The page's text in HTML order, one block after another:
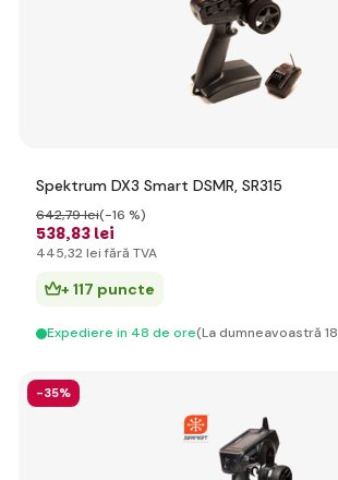
Spektrum DX3 Smart DSMR, SR315
538,83 lei
642,79 lei(-16 %)
445,32 lei fără TVA
+ 117 puncte
Expediere in 48 de ore(La dumneavoastră
-35%